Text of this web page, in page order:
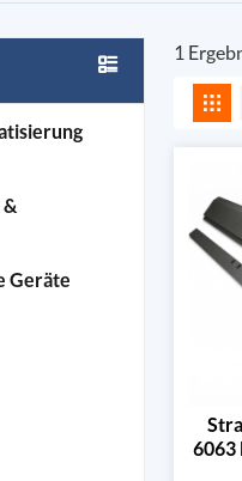
Geräte
1
6063